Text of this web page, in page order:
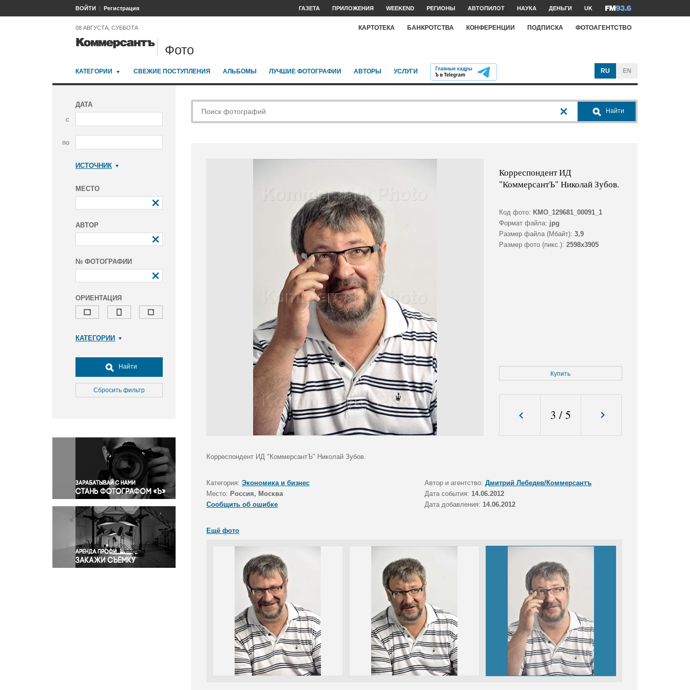
ВОЙТИ Регистрация ГАЗЕТА ПРИЛОЖЕНИЯ WEEKEND РЕГИОНЫ АВТОПИЛОТ НАУКА ДЕНЬГИ UK
08 АВГУСТА, СУББОТА КАРТОТЕКА БАНКРОТСТВА КОНФЕРЕНЦИИ ПОДПИСКА ФОТОАГЕНТСТВО
Фото
КАТЕГОРИИ СВЕЖИЕ ПОСТУПЛЕНИЯ АЛЬБОМЫ ЛУЧШИЕ ФОТОГРАФИИ АВТОРЫ УСЛУГИ RU EN
ДАТА
с
по
ИСТОЧНИК
МЕСТО
АВТОР
№ ФОТОГРАФИИ
ОРИЕНТАЦИЯ
КАТЕГОРИИ
Досуг, туризм и отдых
Культура
Медицина
Окружающая среда
Политика
Правосудие
Происшествия и конфликты
Религия
Светская жизнь
Спорт
Экология
Экономика и бизнес
Найти
Сбросить фильтр
Найти
Корреспондент ИД
"КоммерсантЪ" Николай Зубов.
Код фото: KMO_129681_00091_1
Формат файла: jpg
Размер файла (Мбайт): 3,9
Размер фото (пикс.): 2598x3905
Купить
3 /5
Корреспондент ИД "КоммерсантЪ" Николай Зубов.
Категория: Экономика и бизнес Автор и агентство: Дмитрий Лебедев/Коммерсантъ
Место: Россия, Москва Дата события: 14.06.2012
Сообщить об ошибке
Дата добавления: 14.06.2012
Ещё фото